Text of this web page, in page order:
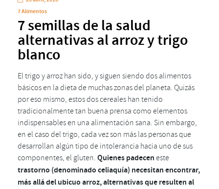
7 Alimentos
7 semillas de la salud
alternativas al arroz y trigo
blanco
El trigo y arroz han sido, y siguen siendo dos alimentos
básicos en la dieta de muchas zonas del planeta. Quizás
por eso mismo, estos dos cereales han tenido
tradicionalmente tan buena prensa como elementos
indispensables en una alimentación sana. Sin embargo,
en el caso del trigo, cada vez son más las personas que
desarrollan algún tipo de intolerancia hacia uno de sus
componentes, el gluten. Quienes padecen este
trastorno (denominado celiaquía) necesitan encontrar,
más allá del ubicuo arroz, alternativas que resulten al